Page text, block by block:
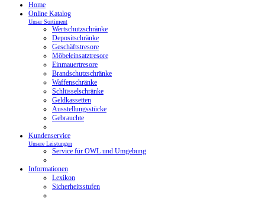
Home
Online Katalog
Unser Sortiment
Wertschutzschränke
Depositschränke
Geschäftstresore
Möbeleinsatztresore
Einmauertresore
Brandschutzschränke
Waffenschränke
Schlüsselschränke
Geldkassetten
Ausstellungsstücke
Gebrauchte
Kundenservice
Unsere Leistungen
Service für OWL und Umgebung
Informationen
Lexikon
Sicherheitsstufen